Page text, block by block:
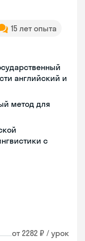
15 лет опыта
английский и
метод для
с
от 2282 ₽ / урок